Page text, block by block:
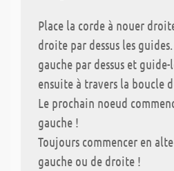
Place la corde à nouer
droite par dessus les
gauche par dessus et
ensuite à travers la boucle
Le prochain noeud
gauche !
Toujours commencer en
gauche ou de droite !